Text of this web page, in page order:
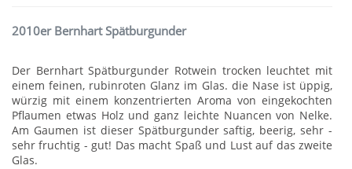
2010er Bernhart Spätburgunder
Der Bernhart Spätburgunder Rotwein trocken leuchtet mit
einem feinen, rubinroten Glanz im Glas. die Nase ist üppig,
würzig mit einem konzentrierten Aroma von eingekochten
Pflaumen etwas Holz und ganz leichte Nuancen von Nelke.
Am Gaumen ist dieser Spätburgunder saftig, beerig, sehr -
sehr fruchtig - gut! Das macht Spaß und Lust auf das zweite
Glas.